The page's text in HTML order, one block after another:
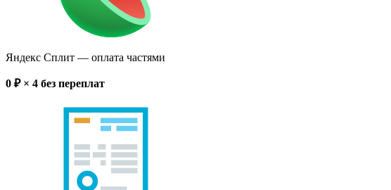
Яндекс Сплит — оплата частями
0 ₽ × 4 без переплат